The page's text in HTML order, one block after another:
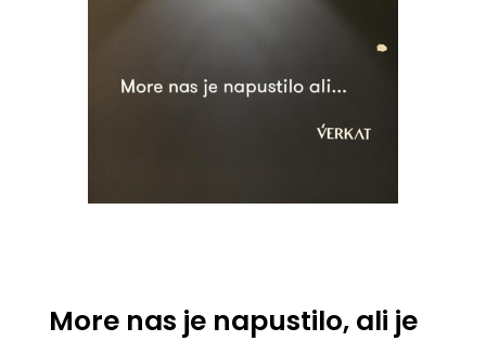
More nas je napustilo, ali je